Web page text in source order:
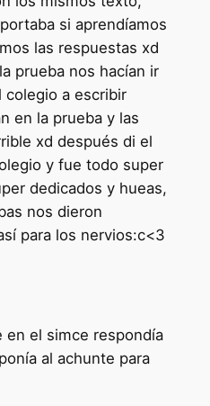
si aprendíamos
las respuestas xd
prueba nos hacían ir
colegio a escribir
en la prueba y las
xd después di el
y fue todo super
dedicados y hueas,
nos dieron
para los nervios:c<3
en el simce respondía
al achunte para